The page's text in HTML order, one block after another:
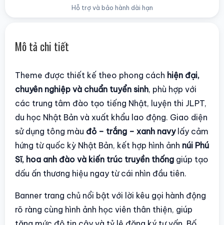
Hỗ trợ và bảo hành dài hạn
Mô tả chi tiết
Theme được thiết kế theo phong cách hiện đại,
chuyên nghiệp và chuẩn tuyển sinh, phù hợp với
các trung tâm đào tạo tiếng Nhật, luyện thi JLPT,
du học Nhật Bản và xuất khẩu lao động. Giao diện
sử dụng tông màu đỏ – trắng – xanh navylấy cảm
hứng từ quốc kỳ Nhật Bản, kết hợp hình ảnh núi Phú
Sĩ, hoa anh đào và kiến trúc truyền thống giúp tạo
dấu ấn thương hiệu ngay từ cái nhìn đầu tiên.
Banner trang chủ nổi bật với lời kêu gọi hành động
rõ ràng cùng hình ảnh học viên thân thiện, giúp